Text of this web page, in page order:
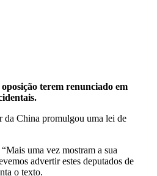
terem renunciado em
da China promulgou uma lei de
uma vez mostram a sua
advertir estes deputados de
o texto.